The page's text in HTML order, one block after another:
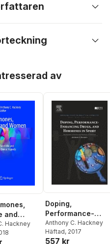
av
and
Hackney
Doping,
Performance-
Enhancing Drugs,
and Hormones in
Anthony C. Hackney
Häftad, 2017
557 kr